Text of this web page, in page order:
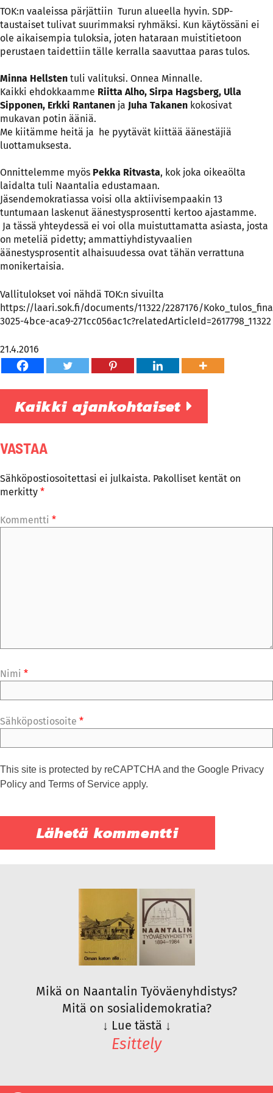
TOK:n vaaleissa pärjättiin Turun alueella hyvin. SDP-
taustaiset tulivat suurimmaksi ryhmäksi. Kun käytössäni ei
ole aikaisempia tuloksia, joten hataraan muistitietoon
perustaen taidettiin tälle kerralla saavuttaa paras tulos.
Minna Hellsten tuli valituksi. Onnea Minnalle.
Kaikki ehdokkaamme Riitta Alho, Sirpa Hagsberg, Ulla
Sipponen, Erkki Rantanen ja Juha Takanen kokosivat
mukavan potin ääniä.
Me kiitämme heitä ja he pyytävät kiittää äänestäjiä
luottamuksesta.
Onnittelemme myös Pekka Ritvasta, kok joka oikeaölta
laidalta tuli Naantalia edustamaan.
Jäsendemokratiassa voisi olla aktiivisempaakin 13
tuntumaan laskenut äänestysprosentti kertoo ajastamme.
Ja tässä yhteydessä ei voi olla muistuttamatta asiasta, josta
on meteliä pidetty; ammattiyhdistyvaalien
äänestysprosentit alhaisuudessa ovat tähän verrattuna
monikertaisia.
Vallitulokset voi nähdä TOK:n sivuilta
https://laari.sok.fi/documents/11322/2287176/
3025-4bce-aca9-271cc056ac1c?relatedArticleId=2617798_11322
21.4.2016
Kaikki ajankohtaiset
VASTAA
Sähköpostiosoitettasi ei julkaista. Pakolliset kentät on
merkitty *
Kommentti *
Nimi *
Sähköpostiosoite *
This site is protected by reCAPTCHA and the Google Privacy
Policy and Terms of Service apply.
Mikä on Naantalin Työväenyhdistys?
Mitä on sosialidemokratia?
↓ Lue tästä ↓
Esittely